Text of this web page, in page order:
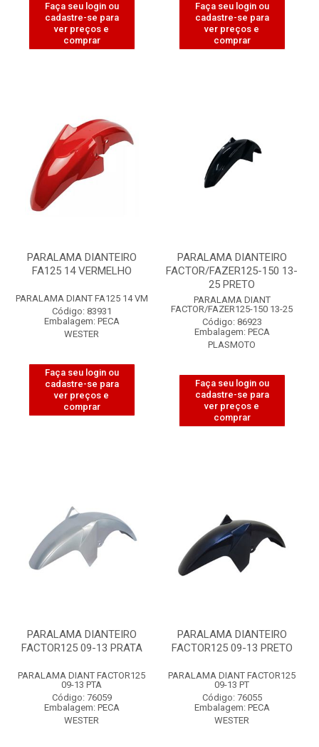
Faça seu login ou
cadastre-se para
ver preços e
comprar
Faça seu login ou
cadastre-se para
ver preços e
comprar
PARALAMA DIANTEIRO
FA125 14 VERMELHO
PARALAMA DIANT FA125 14 VM
Código: 83931
Embalagem: PECA
WESTER
Faça seu login ou
cadastre-se para
ver preços e
comprar
PARALAMA DIANTEIRO
FACTOR/FAZER125-150 13-
25 PRETO
PARALAMA DIANT
FACTOR/FAZER125-150 13-25
Código: 86923
Embalagem: PECA
PLASMOTO
Faça seu login ou
cadastre-se para
ver preços e
comprar
PARALAMA DIANTEIRO
FACTOR125 09-13 PRATA
PARALAMA DIANT FACTOR125
09-13 PTA
Código: 76059
Embalagem: PECA
WESTER
PARALAMA DIANTEIRO
FACTOR125 09-13 PRETO
PARALAMA DIANT FACTOR125
09-13 PT
Código: 76055
Embalagem: PECA
WESTER